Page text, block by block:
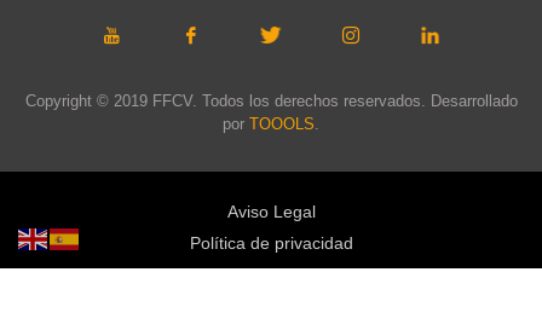
Copyright © 2019 FFCV. Todos los derechos reservados. Desarrollado
por TOOOLS
Aviso Legal
Política de privacidad
Política de cookies